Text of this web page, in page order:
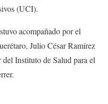
(UCI).
acompañado por el
Julio César Ramírez
Instituto de Salud para el